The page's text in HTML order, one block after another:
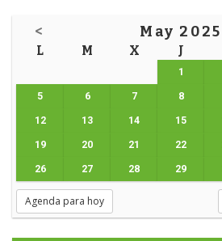
< May 2025
L M X J
1
5 6 7 8
12 13 14 15
19 20 21 22
26 27 28 29
Agenda para hoy